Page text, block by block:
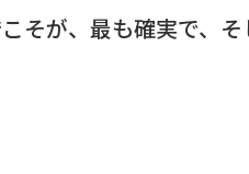
そが、最も確実で、